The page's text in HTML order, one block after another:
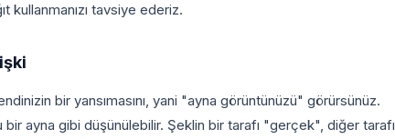
kullanmanızı tavsiye ederiz.
bir yansımasını, yani "ayna görüntünüzü" görürsünüz.
ayna gibi düşünülebilir. Şeklin bir tarafı "gerçek", diğer tarafı